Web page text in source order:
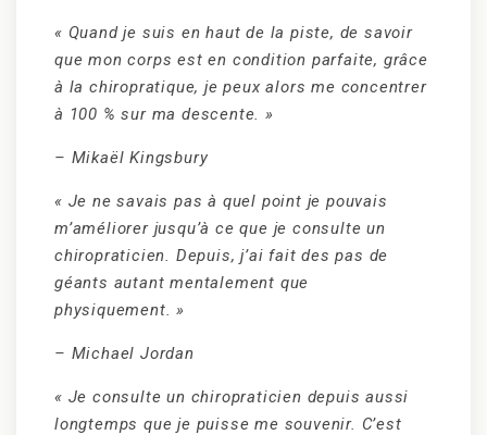
« Quand je suis en haut de la piste, de savoir
que mon corps est en condition parfaite, grâce
à la chiropratique, je peux alors me concentrer
à 100 % sur ma descente. »
– Mikaël Kingsbury
« Je ne savais pas à quel point je pouvais
m’améliorer jusqu’à ce que je consulte un
chiropraticien. Depuis, j’ai fait des pas de
géants autant mentalement que
physiquement. »
– Michael Jordan
« Je consulte un chiropraticien depuis aussi
longtemps que je puisse me souvenir. C’est